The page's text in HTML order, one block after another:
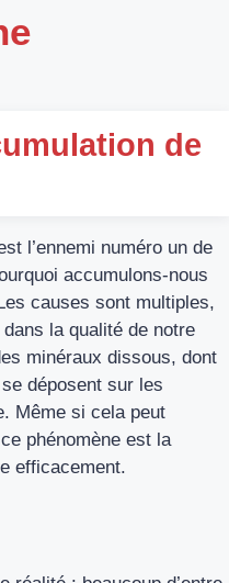
de
l’ennemi numéro un de
accumulons-nous
causes sont multiples,
la qualité de notre
minéraux dissous, dont
déposent sur les
Même si cela peut
phénomène est la
efficacement.